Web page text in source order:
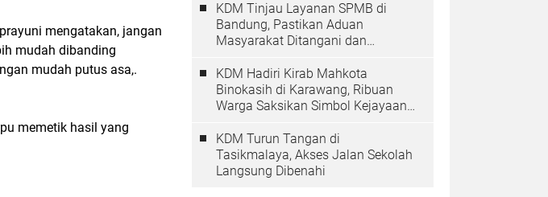
mengatakan, jangan
mudah dibanding
mudah putus asa,.
memetik hasil yang
KDM Tinjau Layanan SPMB di
Bandung, Pastikan Aduan
Masyarakat Ditangani dan
KDM Hadiri Kirab Mahkota
Binokasih di Karawang, Ribuan
Warga Saksikan Simbol Kejayaan
KDM Turun Tangan di
Tasikmalaya, Akses Jalan Sekolah
Langsung Dibenahi